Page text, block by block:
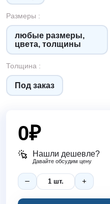
Размеры :
любые размеры,
цвета, толщины
Толщина :
Под заказ
0₽
Нашли дешевле?
Давайте обсудим цену